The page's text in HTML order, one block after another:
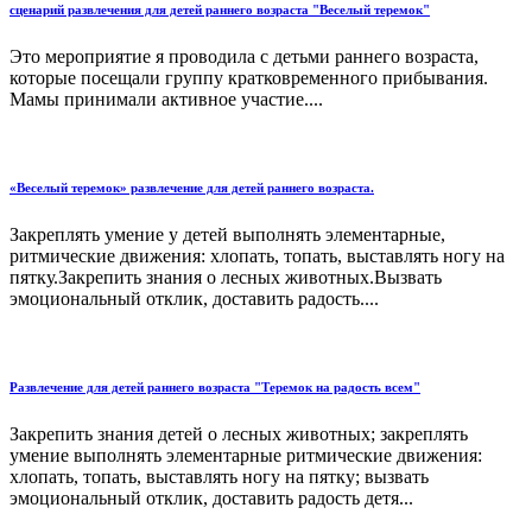
сценарий развлечения для детей раннего возраста "Веселый теремок"
Это мероприятие я проводила с детьми раннего возраста,
которые посещали группу кратковременного прибывания.
Мамы принимали активное участие....
«Веселый теремок» развлечение для детей раннего возраста.
Закреплять умение у детей выполнять элементарные,
ритмические движения: хлопать, топать, выставлять ногу на
пятку.Закрепить знания о лесных животных.Вызвать
эмоциональный отклик, доставить радость....
Развлечение для детей раннего возраста "Теремок на радость всем"
Закрепить знания детей о лесных животных; закреплять
умение выполнять элементарные ритмические движения:
хлопать, топать, выставлять ногу на пятку; вызвать
эмоциональный отклик, доставить радость детя...